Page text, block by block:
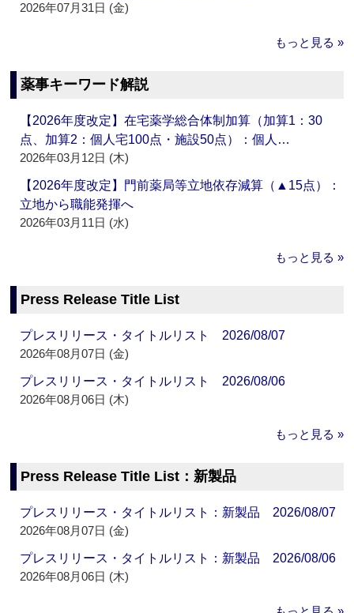
2026年07月31日 (金)
もっと見る »
薬事キーワード解説
【2026年度改定】在宅薬学総合体制加算（加算1：30
点、加算2：個人宅100点・施設50点）：個人…
2026年03月12日 (木)
【2026年度改定】門前薬局等立地依存減算（▲15点）：
立地から職能発揮へ
2026年03月11日 (水)
もっと見る »
Press Release Title List
プレスリリース・タイトルリスト 2026/08/07
2026年08月07日 (金)
プレスリリース・タイトルリスト 2026/08/06
2026年08月06日 (木)
もっと見る »
Press Release Title List：新製品
プレスリリース・タイトルリスト：新製品 2026/08/07
2026年08月07日 (金)
プレスリリース・タイトルリスト：新製品 2026/08/06
2026年08月06日 (木)